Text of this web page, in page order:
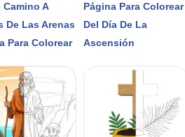
Camino A
De Las Arenas
Para Colorear
Página Para Colorear
Del Día De La
Ascensión